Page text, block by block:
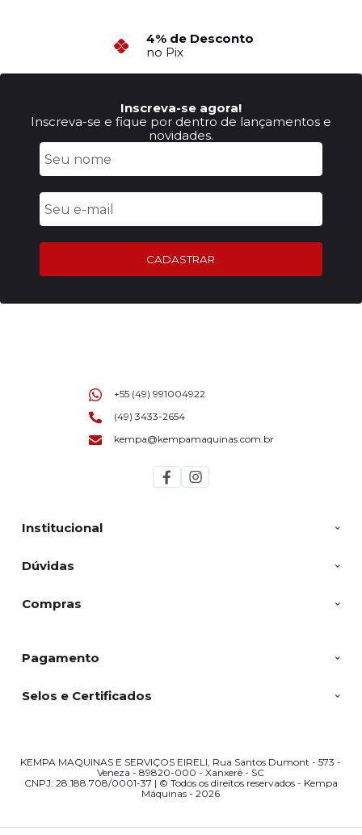
6X Sem Juros
no Cartão de Crédito
Inscreva-se agora!
Inscreva-se e fique por dentro de lançamentos e
novidades.
CADASTRAR
Institucional
Dúvidas
Compras
+55 (49) 991004922
(49) 3433-2654
kempa@kempamaquinas.com.br
Pagamento
Selos e Certificados
KEMPA MAQUINAS E SERVIÇOS EIRELI, Rua Santos Dumont - 573 -
Veneza - 89820-000 - Xanxerê - SC
CNPJ: 28.188.708/0001-37 | © Todos os direitos reservados - Kempa
Máquinas - 2026